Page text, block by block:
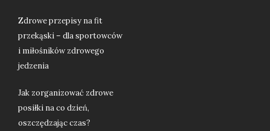
Zdrowe przepisy na fit
przekąski – dla sportowców
i miłośników zdrowego
jedzenia
Jak zorganizować zdrowe
posiłki na co dzień,
oszczędzając czas?